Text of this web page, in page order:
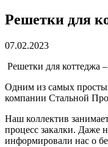
Решетки для
07.02.2023
Решетки для коттеджа
Одним из самых
компании Стальной
Наш коллектив
процесс закалки. Даже
информировали нас о